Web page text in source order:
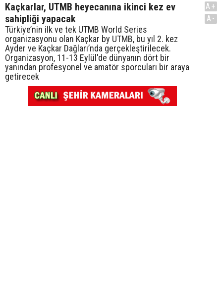
Kaçkarlar, UTMB heyecanına ikinci kez ev
sahipliği yapacak
Türkiye’nin ilk ve tek UTMB World Series
organizasyonu olan Kaçkar by UTMB, bu yıl 2. kez
Ayder ve Kaçkar Dağları’nda gerçekleştirilecek.
Organizasyon, 11-13 Eylül'de dünyanın dört bir
yanından profesyonel ve amatör sporcuları bir araya
getirecek
A+
A-